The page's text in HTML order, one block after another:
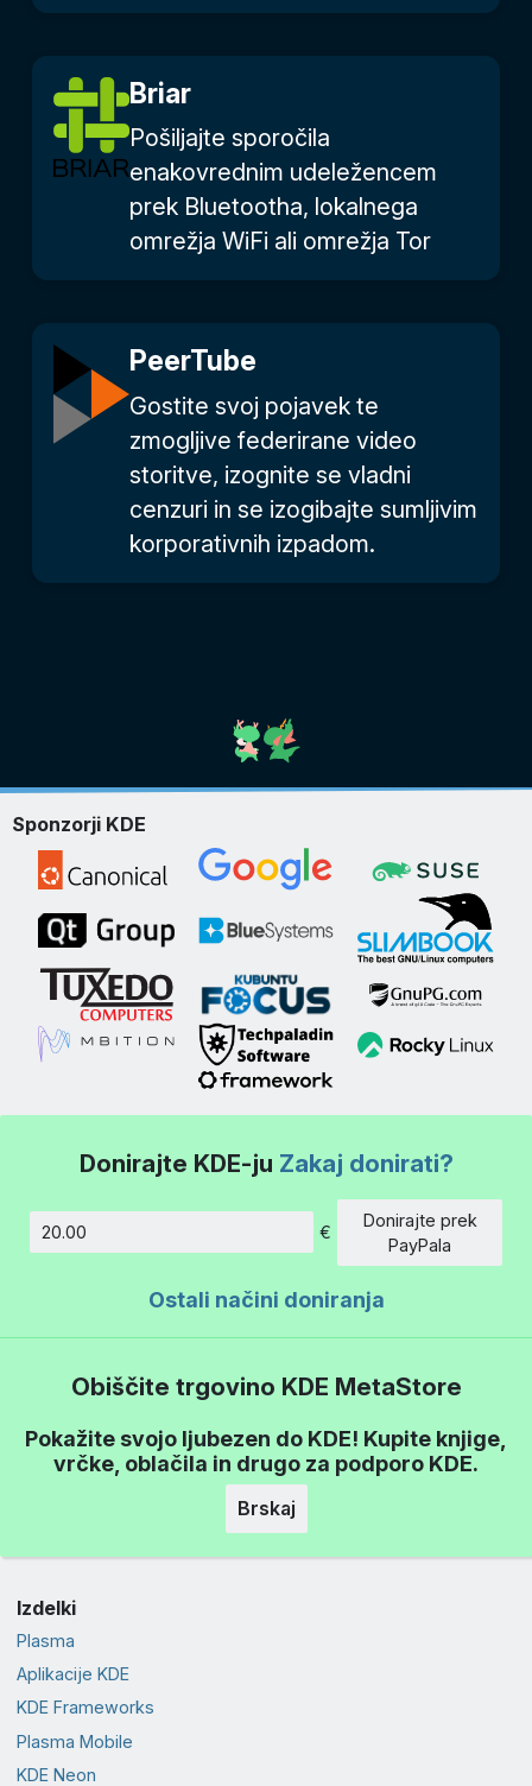
Briar
Pošiljajte sporočila
enakovrednim udeležencem
prek Bluetootha, lokalnega
omrežja WiFi ali omrežja Tor
PeerTube
Gostite svoj pojavek te
zmogljive federirane video
storitve, izognite se vladni
cenzuri in se izogibajte sumljivim
korporativnih izpadom.
Sponzorji KDE
Donirajte KDE-ju Zakaj donirati?
Znesek
€
Donirajte prek
PayPala
Ostali načini doniranja
Obiščite trgovino KDE MetaStore
Pokažite svojo ljubezen do KDE! Kupite knjige,
vrčke, oblačila in drugo za podporo KDE.
Brskaj
Izdelki
Plasma
Aplikacije KDE
KDE Frameworks
Plasma Mobile
KDE Neon